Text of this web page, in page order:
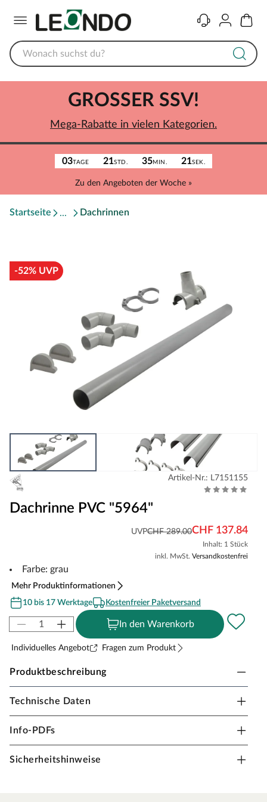
KontaktKonto
03TAGE 21STD. 35MIN. 21SEK.
Zu den Angeboten der Woche »
GROSSER SSV!
Mega-Rabatte in vielen Kategorien.
Startseite Dachrinnen
-52% UVP
Artikel-Nr.: L7151155
Dachrinne PVC "5964"
UVPCHF 289.00CHF 137.84
Inhalt: 1 Stück
inkl. MwSt. Versandkostenfrei
Farbe: grau
Mehr Produktinformationen
10 bis 17 Werktage
Kostenfreier Paketversand
In den Warenkorb
Individuelles Angebot Fragen zum Produkt
Produktbeschreibung
Dachrinne PVC "5964"
Anbau geeignet.
Technische Daten
Info-PDFs
Sicherheitshinweise